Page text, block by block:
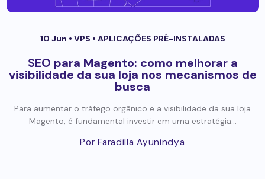
10 Jun • VPS • APLICAÇÕES PRÉ-INSTALADAS
SEO para Magento: como melhorar a
visibilidade da sua loja nos mecanismos de
busca
Para aumentar o tráfego orgânico e a visibilidade da sua loja
Magento, é fundamental investir em uma estratégia...
Por Faradilla Ayunindya